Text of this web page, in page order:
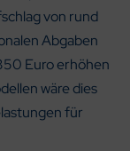
von rund
Abgaben
Euro erhöhen
wäre dies
für